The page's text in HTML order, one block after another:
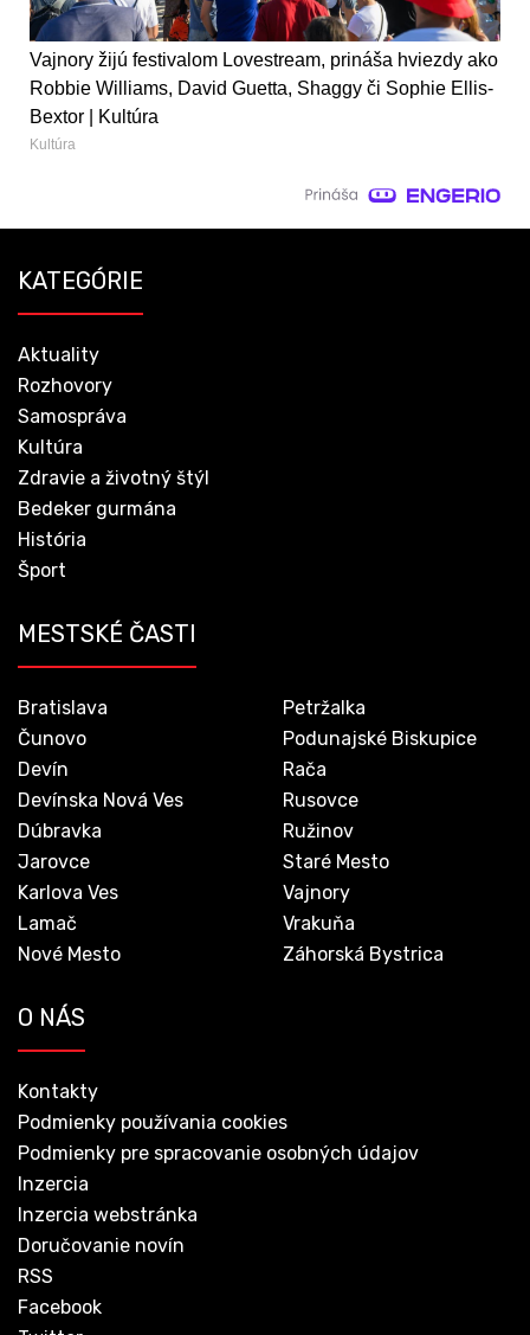
Vajnory žijú festivalom Lovestream, prináša hviezdy ako
Robbie Williams, David Guetta, Shaggy či Sophie Ellis-
Bextor | Kultúra
Kultúra
KATEGÓRIE
Aktuality
Rozhovory
Samospráva
Kultúra
Zdravie a životný štýl
Bedeker gurmána
História
Šport
MESTSKÉ ČASTI
Bratislava
Čunovo
Devín
Devínska Nová Ves
Dúbravka
Jarovce
Karlova Ves
Lamač
Nové Mesto
Petržalka
Podunajské Biskupice
Rača
Rusovce
Ružinov
Staré Mesto
Vajnory
Vrakuňa
Záhorská Bystrica
O NÁS
Kontakty
Podmienky používania cookies
Podmienky pre spracovanie osobných údajov
Inzercia
Inzercia webstránka
Doručovanie novín
RSS
Facebook